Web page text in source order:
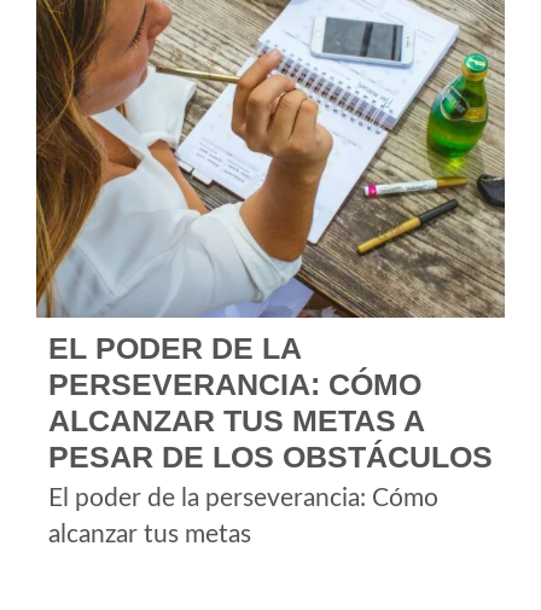
EL PODER DE LA
PERSEVERANCIA: CÓMO
ALCANZAR TUS METAS A
PESAR DE LOS OBSTÁCULOS
El poder de la perseverancia: Cómo
alcanzar tus metas